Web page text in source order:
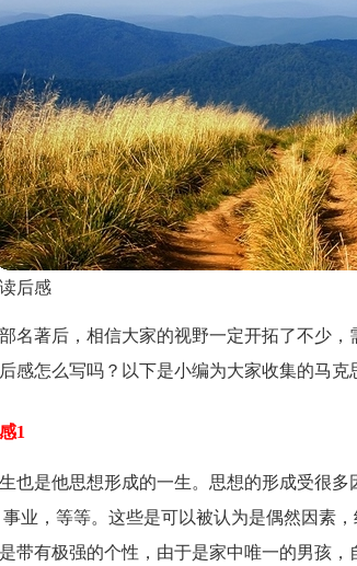
后感
名著后，相信大家的视野一定开拓了不少
感怎么写吗？以下是小编为大家收集的马克
1
也是他思想形成的一生。思想的形成受很
业，等等。这些是可以被认为是偶然因素
带有极强的个性，由于是家中唯一的男孩